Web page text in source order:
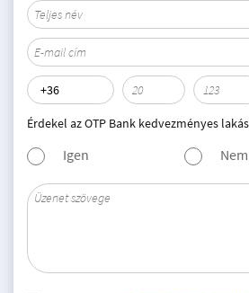
Érdekel az OTP Bank kedvezményes
Igen Nem